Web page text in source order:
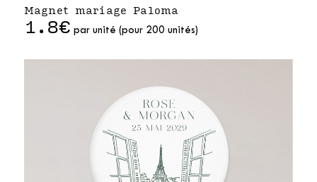
Magnet mariage Paloma
1.8€ par unité (pour 200 unités)